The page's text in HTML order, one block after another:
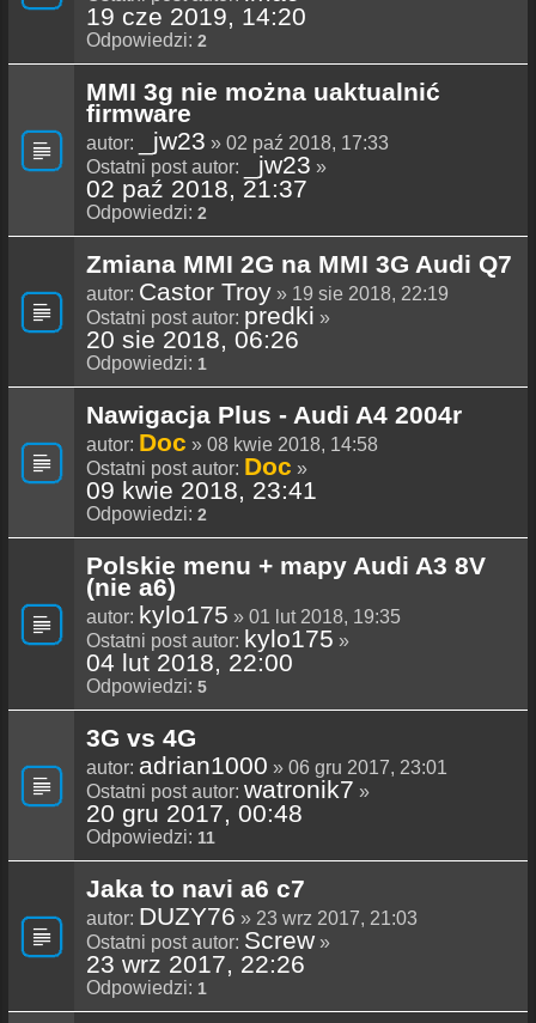
19 cze 2019, 14:20
Odpowiedzi: 2
MMI 3g nie można uaktualnić
firmware
autor: _jw23 » 02 paź 2018, 17:33
Ostatni post autor:
_jw23 »
02 paź 2018, 21:37
Odpowiedzi: 2
Zmiana MMI 2G na MMI 3G Audi Q7
autor: Castor Troy » 19 sie 2018, 22:19
Ostatni post autor: predki »
20 sie 2018, 06:26
Odpowiedzi: 1
Nawigacja Plus - Audi A4 2004r
autor: Doc » 08 kwie 2018, 14:58
Ostatni post autor: Doc »
09 kwie 2018, 23:41
Odpowiedzi: 2
Polskie menu + mapy Audi A3 8V
(nie a6)
autor: kylo175 » 01 lut 2018, 19:35
Ostatni post autor: kylo175 »
04 lut 2018, 22:00
Odpowiedzi: 5
3G vs 4G
autor: adrian1000 » 06 gru 2017, 23:01
Ostatni post autor: watronik7 »
20 gru 2017, 00:48
Odpowiedzi: 11
Jaka to navi a6 c7
autor: DUZY76 » 23 wrz 2017, 21:03
Ostatni post autor: Screw »
23 wrz 2017, 22:26
Odpowiedzi: 1